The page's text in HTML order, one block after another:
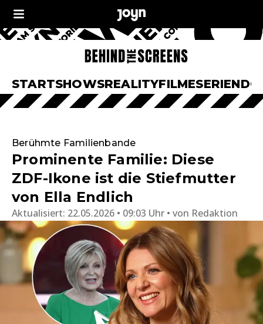
STARTSHOWSREALITYFILMESERIEN
Berühmte Familienbande
Prominente Familie: Diese
ZDF-Ikone ist die Stiefmutter
von Ella Endlich
Aktualisiert: 22.05.2026 • 09:03 Uhr von Redaktion